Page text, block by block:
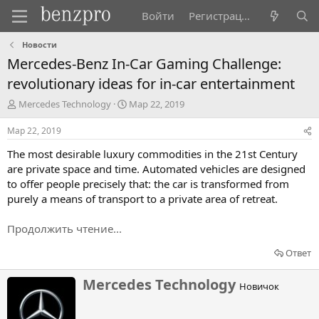
Войти Регистрация
Новости
Mercedes-Benz In-Car Gaming Challenge:
revolutionary ideas for in-car entertainment
А
в
т
о
р
т
е
ы
Mercedes Technology
Д
а
а
н
а
ч
л
Мар 22, 2019
Мар 22, 2019
The most desirable luxury commodities in the 21st Century
are private space and time. Automated vehicles are designed
to offer people precisely that: the car is transformed from
purely a means of transport to a private area of retreat.
Продолжить чтение...
Ответ
Н
аMercedes Technology Новичок